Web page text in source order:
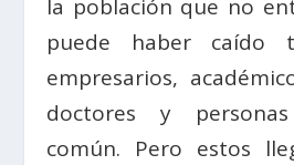
la población que no
puede haber caído
empresarios,
doctores y
común. Pero estos